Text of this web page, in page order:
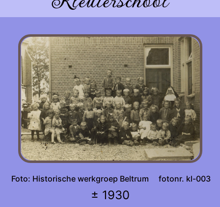
Foto: Historische werkgroep Beltrum fotonr. kl-003
± 1930